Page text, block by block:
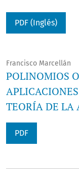
PDF (Inglés)
Francisco Marcellán
POLINOMIOS
TEORÍA DE LA
PDF